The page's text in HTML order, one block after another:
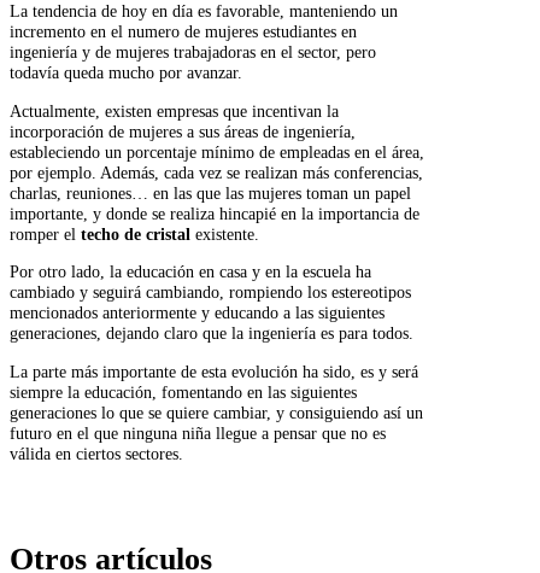
La tendencia de hoy en día es favorable, manteniendo un
incremento en el numero de mujeres estudiantes en
ingeniería y de mujeres trabajadoras en el sector, pero
todavía queda mucho por avanzar.
Actualmente, existen empresas que incentivan la
incorporación de mujeres a sus áreas de ingeniería,
estableciendo un porcentaje mínimo de empleadas en el área,
por ejemplo. Además, cada vez se realizan más conferencias,
charlas, reuniones… en las que las mujeres toman un papel
importante, y donde se realiza hincapié en la importancia de
romper el techo de cristal existente.
Por otro lado, la educación en casa y en la escuela ha
cambiado y seguirá cambiando, rompiendo los estereotipos
mencionados anteriormente y educando a las siguientes
generaciones, dejando claro que la ingeniería es para todos.
La parte más importante de esta evolución ha sido, es y será
siempre la educación, fomentando en las siguientes
generaciones lo que se quiere cambiar, y consiguiendo así un
futuro en el que ninguna niña llegue a pensar que no es
válida en ciertos sectores.
Otros artículos